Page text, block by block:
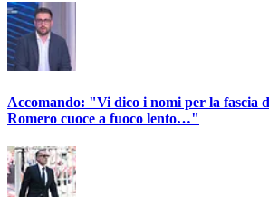
Accomando: "Vi dico i nomi per la fascia
Romero cuoce a fuoco lento…"